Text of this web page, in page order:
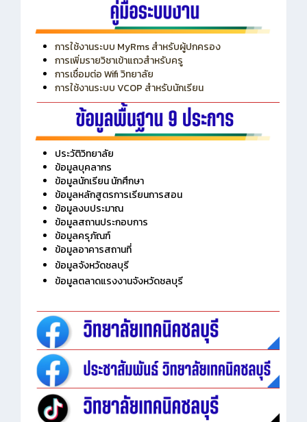
การใช้งานระบบ MyRms สำหรับผู้ปกครอง
การเพิ่มรายวิชาเข้าแถวสำหรับครู
การเชื่อมต่อ Wifi วิทยาลัย
การใช้งานระบบ VCOP สำหรับนักเรียน
ประวัติวิทยาลัย
ข้อมูลบุคลากร
ข้อมูลนักเรียน นักศึกษา
ข้อมูลหลักสูตรการเรียนการสอน
ข้อมูลงบประมาณ
ข้อมูลสถานประกอบการ
ข้อมูลครุภัณฑ์
ข้อมูลอาคารสถานที่
ข้อมูลจังหวัดชลบุรี
ข้อมูลตลาดแรงงานจังหวัดชลบุรี